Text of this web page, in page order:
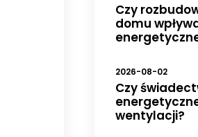
Czy
domu
2026-08-02
Czy
wentylacji?